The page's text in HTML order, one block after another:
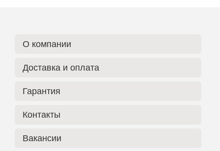
О компании
Доставка и оплата
Гарантия
Контакты
Вакансии